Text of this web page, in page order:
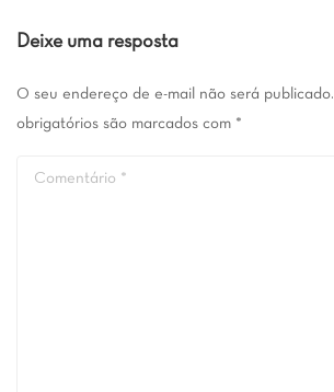
Deixe uma resposta
O seu endereço de e-mail não será publicado.
obrigatórios são marcados com *